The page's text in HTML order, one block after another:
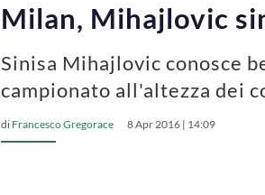
Milan, Mihajlovic
Sinisa Mihajlovic conosce
campionato all'altezza dei
di Francesco Gregorace 8 Apr 2016 | 14:09